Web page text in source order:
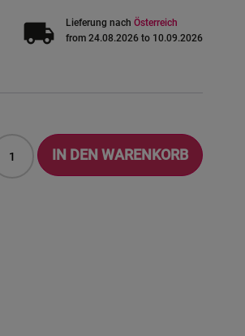
local_shipping Lieferung nach Österreich
from 24.08.2026 to 10.09.2026
IN DEN WARENKORB